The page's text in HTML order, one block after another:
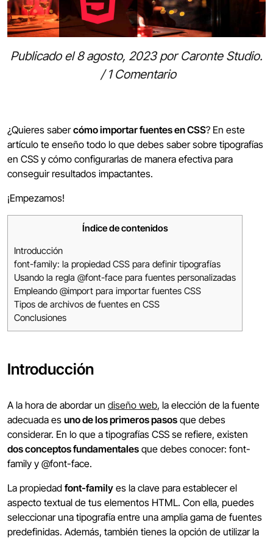
Publicado el8 agosto, 2023porCaronte Studio.
/1 Comentario
¿Quieres sabercómo importar fuentes en CSS? En este
artículo te enseño todo lo que debes saber sobre tipografías
en CSS y cómo configurarlas de manera efectiva para
conseguir resultados impactantes.
¡Empezamos!
Índice de contenidos
Introducción
font-family: la propiedad CSS para definir tipografías
Usando la regla @font-face para fuentes personalizadas
Empleando @import para importar fuentes CSS
Tipos de archivos de fuentes en CSS
Conclusiones
Introducción
A la hora de abordar un diseño web, la elección de la fuente
adecuada es uno de los primeros pasos que debes
considerar. En lo que a tipografías CSS se refiere, existen
dos conceptos fundamentales que debes conocer: font-
family y @font-face.
La propiedad font-family es la clave para establecer el
aspecto textual de tus elementos HTML. Con ella, puedes
seleccionar una tipografía entre una amplia gama de fuentes
predefinidas. Además, también tienes la opción de utilizar la